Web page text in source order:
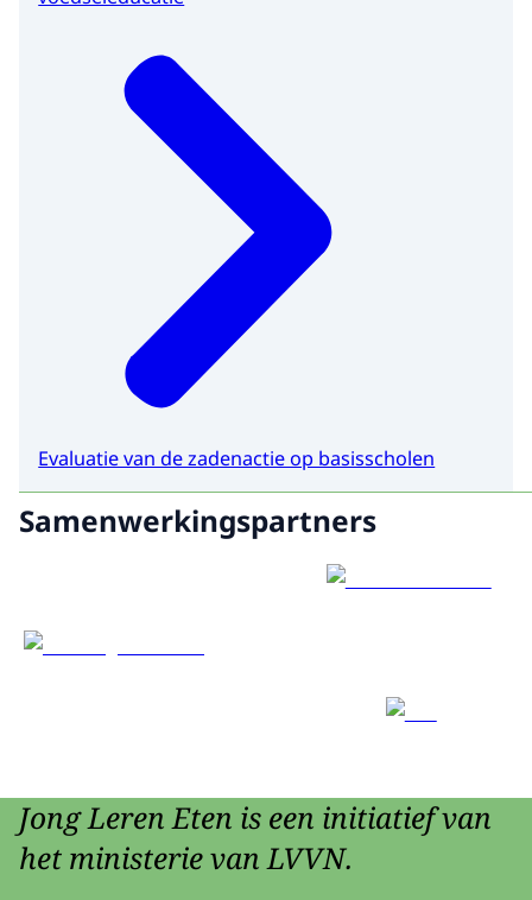
Evaluatie van de zadenactie op basisscholen
Samenwerkingspartners
Jong Leren Eten is een initiatief van
het ministerie van LVVN.